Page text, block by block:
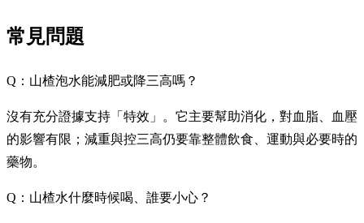
常見問題
Q：山楂泡水能減肥或降三高嗎？
沒有充分證據支持「特效」。它主要幫助消化，對血脂、血壓
的影響有限；減重與控三高仍要靠整體飲食、運動與必要時的
藥物。
Q：山楂水什麼時候喝、誰要小心？